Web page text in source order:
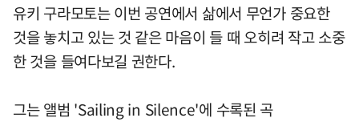
유키 구라모토는 이번 공연에서 삶에서 무언가 중요한
것을 놓치고 있는 것 같은 마음이 들 때 오히려 작고 소중
한 것을 들여다보길 권한다.
그는 앨범 'Sailing in Silence'에 수록된 곡